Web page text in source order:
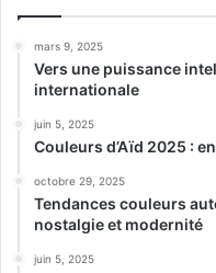
mars 9, 2025
Vers une puissance
internationale
juin 5, 2025
Couleurs d’Aïd 2025 :
octobre 29, 2025
Tendances couleurs
nostalgie et modernité
juin 5, 2025